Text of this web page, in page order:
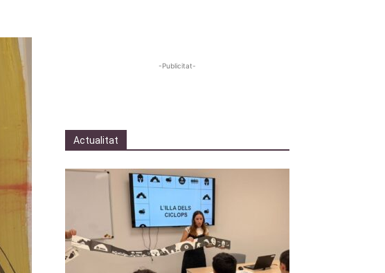
-Publicitat-
Actualitat